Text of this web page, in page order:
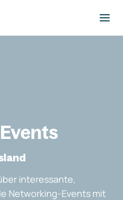
interessante,
Networking-Events mit